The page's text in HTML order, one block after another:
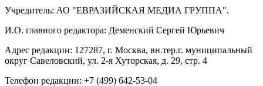
Учредитель: АО "ЕВРАЗИЙСКАЯ МЕДИА ГРУППА".
И.О. главного редактора: Деменский Сергей Юрьевич
Адрес редакции: 127287, г. Москва, вн.тер.г. муниципальный
округ Савеловский, ул. 2-я Хуторская, д. 29, стр. 4
Телефон редакции: +7 (499) 642-53-04